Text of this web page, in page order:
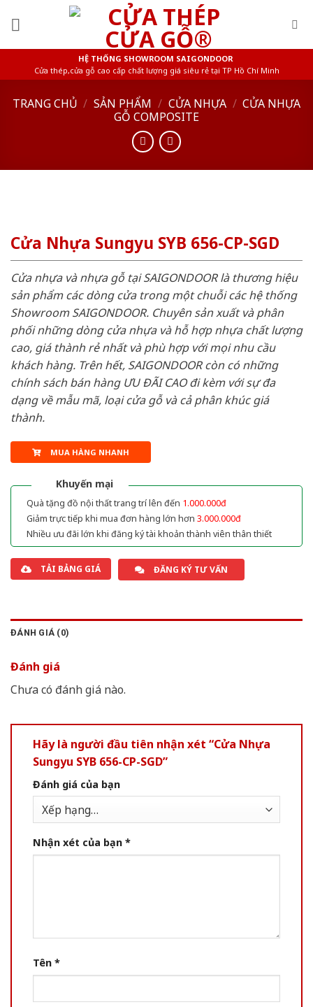
HỆ THỐNG SHOWROOM SAIGONDOOR
Cửa thép,cửa gỗ cao cấp chất lượng giá siêu rẻ tại TP Hồ Chí Minh
TRANG CHỦ / SẢN PHẨM / CỬA NHỰA / CỬA NHỰA
GỖ COMPOSITE
Cửa Nhựa Sungyu SYB 656-CP-SGD
Cửa nhựa và nhựa gỗ tại SAIGONDOOR là thương hiệu
sản phẩm các dòng cửa trong một chuỗi các hệ thống
Showroom SAIGONDOOR. Chuyên sản xuất và phân
phối những dòng cửa nhựa và hỗ hợp nhựa chất lượng
cao, giá thành rẻ nhất và phù hợp với mọi nhu cầu
khách hàng. Trên hết, SAIGONDOOR còn có những
chính sách bán hàng ƯU ĐÃI CAO đi kèm với sự đa
dạng về mẫu mã, loại cửa gỗ và cả phân khúc giá
thành.
MUA HÀNG NHANH
Khuyến mại
Quà tặng đồ nội thất trang trí lên đến 1.000.000đ
Giảm trực tiếp khi mua đơn hàng lớn hơn 3.000.000đ
Nhiều ưu đãi lớn khi đăng ký tài khoản thành viên thân thiết
TẢI BẢNG GIÁ ĐĂNG KÝ TƯ VẤN
ĐÁNH GIÁ (0)
Đánh giá
Chưa có đánh giá nào.
Hãy là người đầu tiên nhận xét “Cửa Nhựa
Sungyu SYB 656-CP-SGD”
Đánh giá của bạn
Nhận xét của bạn *
Tên *